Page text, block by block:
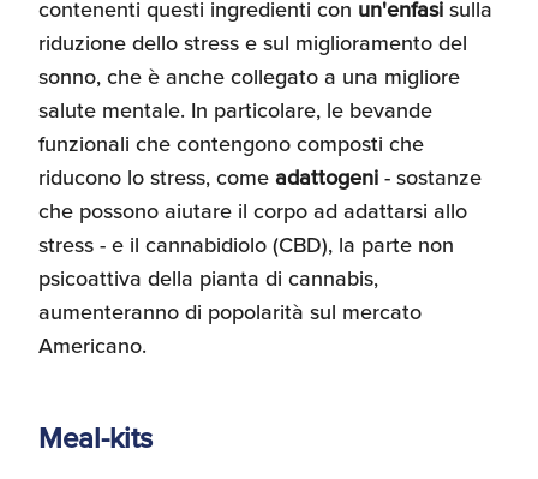
contenenti questi ingredienti con un'enfasisulla
riduzione dello stress e sul miglioramento del
sonno, che è anche collegato a una migliore
salute mentale. In particolare, le bevande
funzionali che contengono composti che
riducono lo stress, comeadattogeni- sostanze
che possono aiutare il corpo ad adattarsi allo
stress - e il cannabidiolo (CBD), la parte non
psicoattiva della pianta di cannabis,
aumenteranno di popolarità sul mercato
Americano.
Meal-kits